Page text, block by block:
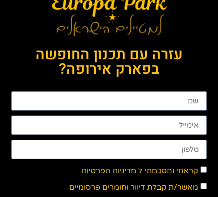
עזרה עם תכנון החופשה
בפארק אירופה?
קראתי והסכמתי ל מדיניות הפרטיות
מאשר/ת קבלת דיוור וחומרים פרסומיים